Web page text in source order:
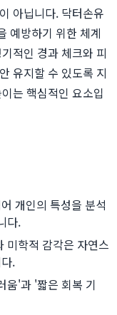
아닙니다. 닥터손유
예방하기 위한 체계
적인 경과 체크와 피
유지할 수 있도록 지
는 핵심적인 요소입
개인의 특성을 분석
다.
미학적 감각은 자연스
.
움'과 '짧은 회복 기